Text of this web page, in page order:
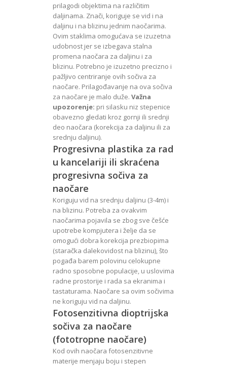
prilagodi objektima na različitim
daljinama. Znači, koriguje se vid i na
daljinu i na blizinu jednim naočarima.
Ovim staklima omogućava se izuzetna
udobnost jer se izbegava stalna
promena naočara za daljinu i za
blizinu. Potrebno je izuzetno precizno i
pažljivo centriranje ovih sočiva za
naočare. Prilagođavanje na ova sočiva
za naočare je malo duže. Važna
upozorenje: pri silasku niz stepenice
obavezno gledati kroz gornji ili srednji
deo naočara (korekcija za daljinu ili za
srednju daljinu).
Progresivna plastika za rad
u kancelariji ili skraćena
progresivna sočiva za
naočare
Koriguju vid na srednju daljinu (3-4m) i
na blizinu. Potreba za ovakvim
naočarima pojavila se zbog sve češće
upotrebe kompjutera i želje da se
omogući dobra korekcija prezbiopima
(staračka dalekovidost na blizinu), što
pogađa barem polovinu celokupne
radno sposobne populacije, u uslovima
radne prostorije i rada sa ekranima i
tastaturama. Naočare sa ovim sočivima
ne koriguju vid na daljinu.
Fotosenzitivna dioptrijska
sočiva za naočare
(fototropne naočare)
Kod ovih naočara fotosenzitivne
materije menjaju boju i stepen